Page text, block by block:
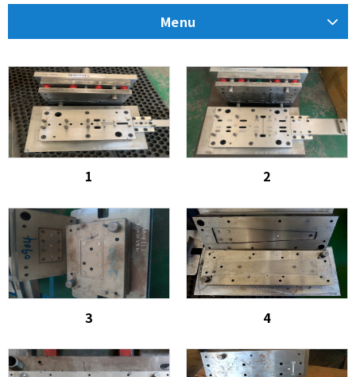
Menu
連續模加工
沖鍛胚料節省材料
冷鍛造
模具
模具零配件
CNC車/銑/線割加工
自動送料設備
1 2
3 4